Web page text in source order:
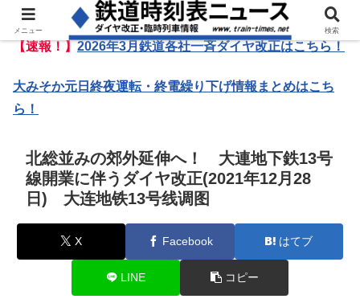
【速報！】2026年3月鉄道各社一斉ダイヤ改正はこちら！
大みそか元日終夜運転・終電繰り下げ情報まとめはこち
ら！
北総並みの郊外延伸へ！ 大連地下鉄13号
線開業に伴うダイヤ改正(2021年12月28
日) 大连地铁13号线调图
X Facebook はてブ
LINE コピー
メニュー 検索